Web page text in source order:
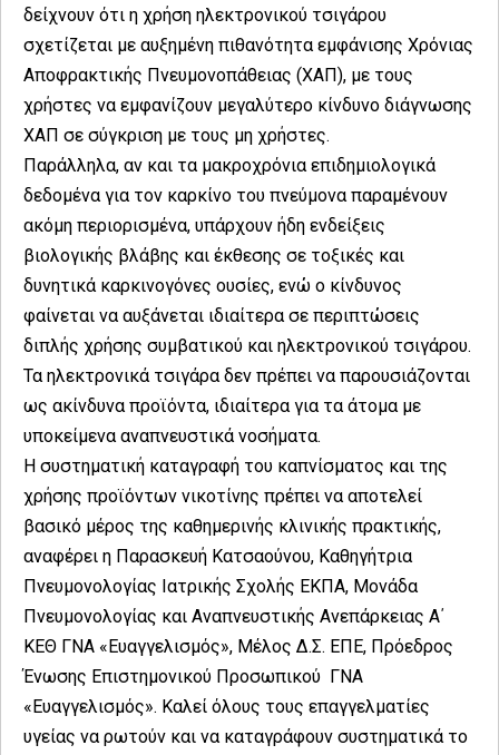
δείχνουν ότι η χρήση ηλεκτρονικού τσιγάρου
σχετίζεται με αυξημένη πιθανότητα εμφάνισης Χρόνιας
Αποφρακτικής Πνευμονοπάθειας (ΧΑΠ), με τους
χρήστες να εμφανίζουν μεγαλύτερο κίνδυνο διάγνωσης
ΧΑΠ σε σύγκριση με τους μη χρήστες.
Παράλληλα, αν και τα μακροχρόνια επιδημιολογικά
δεδομένα για τον καρκίνο του πνεύμονα παραμένουν
ακόμη περιορισμένα, υπάρχουν ήδη ενδείξεις
βιολογικής βλάβης και έκθεσης σε τοξικές και
δυνητικά καρκινογόνες ουσίες, ενώ ο κίνδυνος
φαίνεται να αυξάνεται ιδιαίτερα σε περιπτώσεις
διπλής χρήσης συμβατικού και ηλεκτρονικού τσιγάρου.
Τα ηλεκτρονικά τσιγάρα δεν πρέπει να παρουσιάζονται
ως ακίνδυνα προϊόντα, ιδιαίτερα για τα άτομα με
υποκείμενα αναπνευστικά νοσήματα.
Η συστηματική καταγραφή του καπνίσματος και της
χρήσης προϊόντων νικοτίνης πρέπει να αποτελεί
βασικό μέρος της καθημερινής κλινικής πρακτικής,
αναφέρει η Παρασκευή Κατσαούνου, Καθηγήτρια
Πνευμονολογίας Ιατρικής Σχολής ΕΚΠΑ, Μονάδα
Πνευμονολογίας και Αναπνευστικής Ανεπάρκειας Α΄
ΚΕΘ ΓΝΑ «Ευαγγελισμός», Μέλος Δ.Σ. ΕΠΕ, Πρόεδρος
Ένωσης Επιστημονικού Προσωπικού ΓΝΑ
«Ευαγγελισμός». Καλεί όλους τους επαγγελματίες
υγείας να ρωτούν και να καταγράφουν συστηματικά το